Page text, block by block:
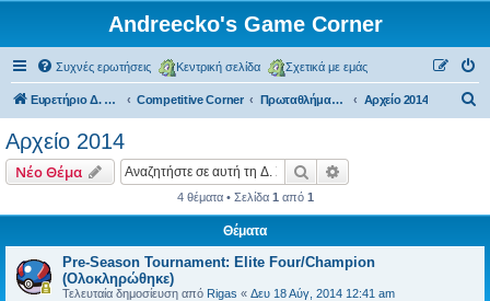
Andreecko's Game Corner
Συχνές ερωτήσεις Κεντρική σελίδα Σχετικά με εμάς
Ευρετήριο Δ. Συζήτησης Competitive Corner Πρωταθλήματα και Τουρνουά (μη επίσημα) Αρχείο 2014
Αρχείο 2014
Νέο Θέμα Αναζήτηση
4 θέματα • Σελίδα 1 από 1
Θέματα
Pre-Season Tournament: Elite Four/Champion
(Ολοκληρώθηκε)
Τελευταία δημοσίευση από Rigas « Δευ 18 Αύγ, 2014 12:41 am